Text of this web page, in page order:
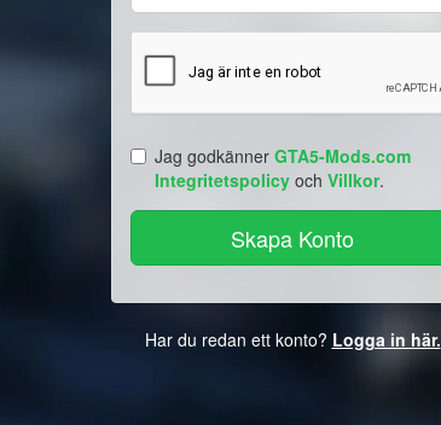
Jag godkänner GTA5-Mods.com
Integritetspolicy och Villkor.
Har du redan ett konto? Logga in här.